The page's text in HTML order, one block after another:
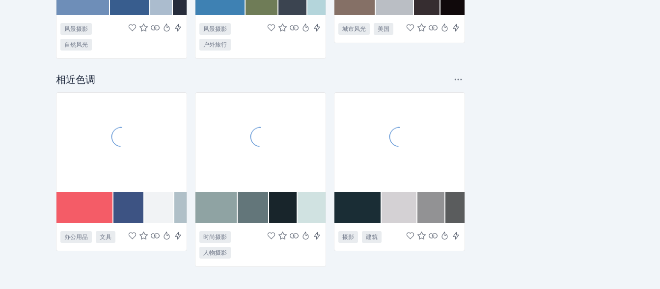
风景摄影
自然风光
风景摄影
户外旅行
城市风光 美国
相近色调
办公用品 文具 时尚摄影
人物摄影
摄影 建筑